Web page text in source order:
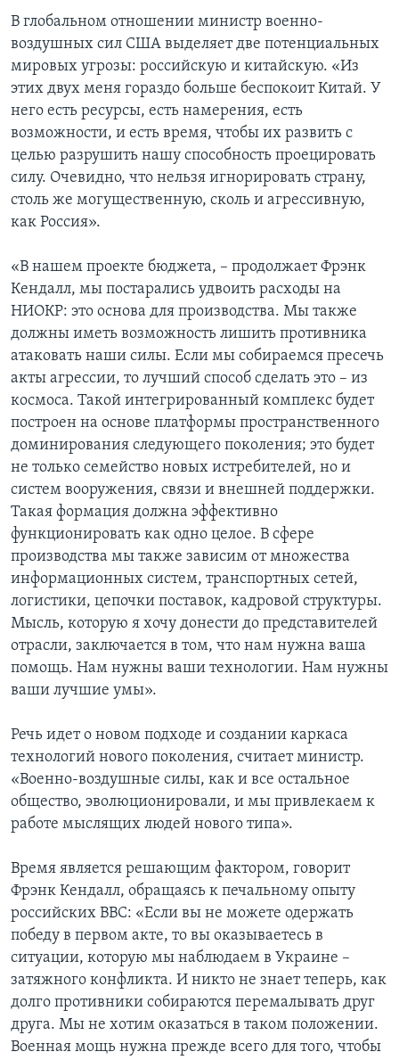
В глобальном отношении министр военно-
воздушных сил США выделяет две потенциальных
мировых угрозы: российскую и китайскую. «Из
этих двух меня гораздо больше беспокоит Китай. У
него есть ресурсы, есть намерения, есть
возможности, и есть время, чтобы их развить с
целью разрушить нашу способность проецировать
силу. Очевидно, что нельзя игнорировать страну,
столь же могущественную, сколь и агрессивную,
как Россия».
«В нашем проекте бюджета, – продолжает Фрэнк
Кендалл, мы постарались удвоить расходы на
НИОКР: это основа для производства. Мы также
должны иметь возможность лишить противника
атаковать наши силы. Если мы собираемся пресечь
акты агрессии, то лучший способ сделать это – из
космоса. Такой интегрированный комплекс будет
построен на основе платформы пространственного
доминирования следующего поколения; это будет
не только семейство новых истребителей, но и
систем вооружения, связи и внешней поддержки.
Такая формация должна эффективно
функционировать как одно целое. В сфере
производства мы также зависим от множества
информационных систем, транспортных сетей,
логистики, цепочки поставок, кадровой структуры.
Мысль, которую я хочу донести до представителей
отрасли, заключается в том, что нам нужна ваша
помощь. Нам нужны ваши технологии. Нам нужны
ваши лучшие умы».
Речь идет о новом подходе и создании каркаса
технологий нового поколения, считает министр.
«Военно-воздушные силы, как и все остальное
общество, эволюционировали, и мы привлекаем к
работе мыслящих людей нового типа».
Время является решающим фактором, говорит
Фрэнк Кендалл, обращаясь к печальному опыту
российских ВВС: «Если вы не можете одержать
победу в первом акте, то вы оказываетесь в
ситуации, которую мы наблюдаем в Украине –
затяжного конфликта. И никто не знает теперь, как
долго противники собираются перемалывать друг
друга. Мы не хотим оказаться в таком положении.
Военная мощь нужна прежде всего для того, чтобы